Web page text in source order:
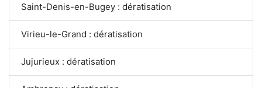
Saint-Denis-en-Bugey : dératisation
Virieu-le-Grand : dératisation
Jujurieux : dératisation